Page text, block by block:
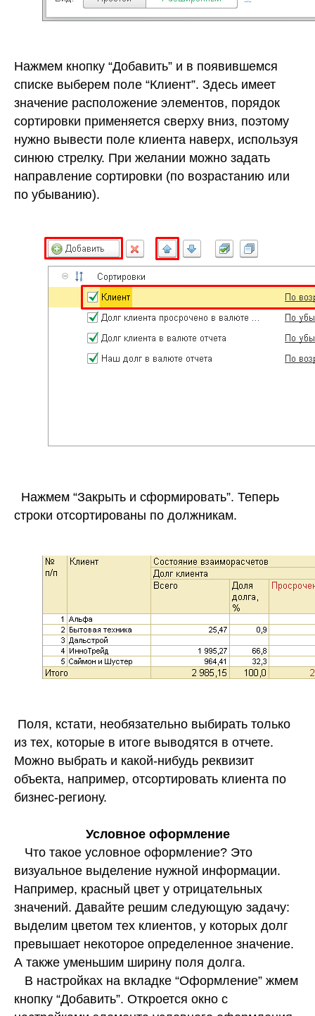
Нажмем кнопку “Добавить” и в появившемся
списке выберем поле “Клиент”. Здесь имеет
значение расположение элементов, порядок
сортировки применяется сверху вниз, поэтому
нужно вывести поле клиента наверх, используя
синюю стрелку. При желании можно задать
направление сортировки (по возрастанию или
по убыванию).
Нажмем “Закрыть и сформировать”. Теперь
строки отсортированы по должникам.
Поля, кстати, необязательно выбирать только
из тех, которые в итоге выводятся в отчете.
Можно выбрать и какой-нибудь реквизит
объекта, например, отсортировать клиента по
бизнес-региону.
Условное оформление
Что такое условное оформление? Это
визуальное выделение нужной информации.
Например, красный цвет у отрицательных
значений. Давайте решим следующую задачу:
выделим цветом тех клиентов, у которых долг
превышает некоторое определенное значение.
А также уменьшим ширину поля долга.
В настройках на вкладке “Оформление” жмем
кнопку “Добавить”. Откроется окно с